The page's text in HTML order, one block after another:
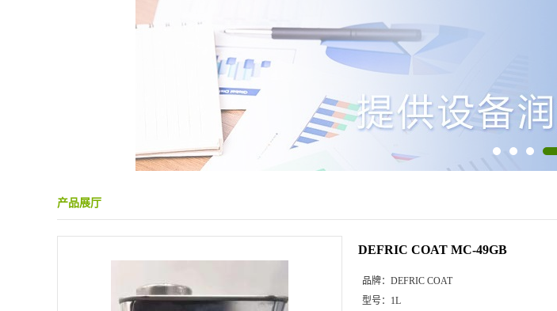
产品展厅
DEFRIC COAT MC-49GB
品牌： DEFRIC COAT
型号： 1L